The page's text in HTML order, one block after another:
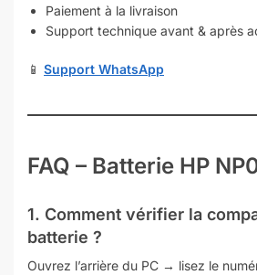
Paiement à la livraison
Support technique avant & après
📱 Support WhatsApp
FAQ – Batterie HP
1. Comment vérifier la
batterie ?
Ouvrez l’arrière du PC → lisez le